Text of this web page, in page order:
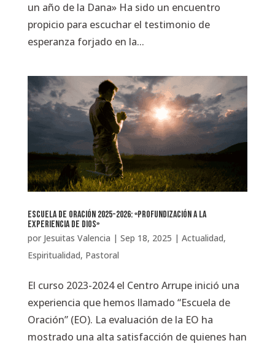
un año de la Dana» Ha sido un encuentro
propicio para escuchar el testimonio de
esperanza forjado en la...
Escuela de Oración 2025-2026: «Profundización a la
experiencia de Dios»
por Jesuitas Valencia | Sep 18, 2025 | Actualidad,
Espiritualidad, Pastoral
El curso 2023-2024 el Centro Arrupe inició una
experiencia que hemos llamado “Escuela de
Oración” (EO). La evaluación de la EO ha
mostrado una alta satisfacción de quienes han